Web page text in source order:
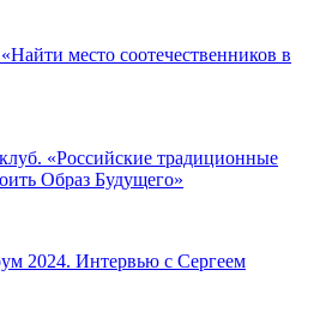
место соотечественников в
«Российские традиционные
Образ Будущего»
2024. Интервью с Сергеем